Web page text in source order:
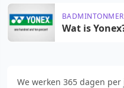
Wat is
We werken 365 dagen